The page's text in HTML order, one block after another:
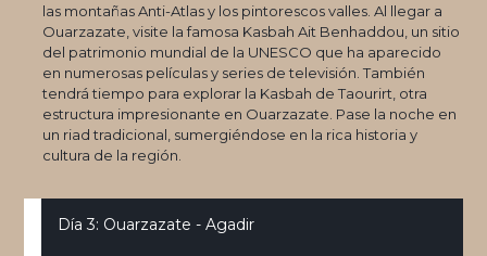
las montañas Anti-Atlas y los pintorescos valles. Al llegar a
Ouarzazate, visite la famosa Kasbah Ait Benhaddou, un sitio
del patrimonio mundial de la UNESCO que ha aparecido
en numerosas películas y series de televisión. También
tendrá tiempo para explorar la Kasbah de Taourirt, otra
estructura impresionante en Ouarzazate. Pase la noche en
un riad tradicional, sumergiéndose en la rica historia y
cultura de la región.
Día 3: Ouarzazate - Agadir